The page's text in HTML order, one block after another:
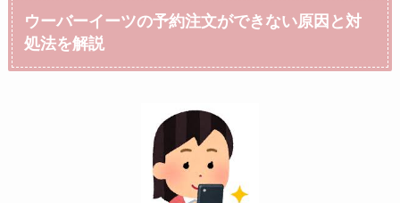
ウーバーイーツの予約注文ができない原因と対
処法を解説